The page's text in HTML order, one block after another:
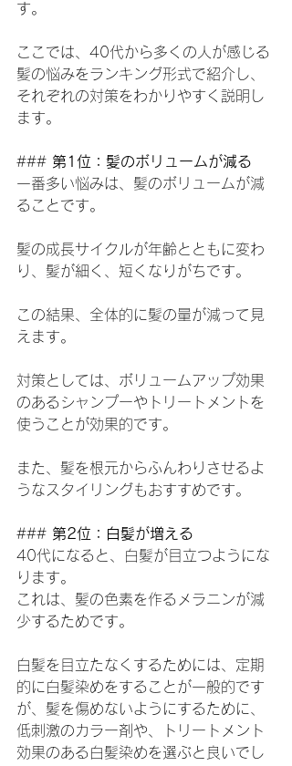
す。
ここでは、40代から多くの人が感じる
髪の悩みをランキング形式で紹介し、
それぞれの対策をわかりやすく説明し
ます。
### 第1位：髪のボリュームが減る
一番多い悩みは、髪のボリュームが減
ることです。
髪の成長サイクルが年齢とともに変わ
り、髪が細く、短くなりがちです。
この結果、全体的に髪の量が減って見
えます。
対策としては、ボリュームアップ効果
のあるシャンプーやトリートメントを
使うことが効果的です。
また、髪を根元からふんわりさせるよ
うなスタイリングもおすすめです。
### 第2位：白髪が増える
40代になると、白髪が目立つようにな
ります。
これは、髪の色素を作るメラニンが減
少するためです。
白髪を目立たなくするためには、定期
的に白髪染めをすることが一般的です
が、髪を傷めないようにするために、
低刺激のカラー剤や、トリートメント
効果のある白髪染めを選ぶと良いでし